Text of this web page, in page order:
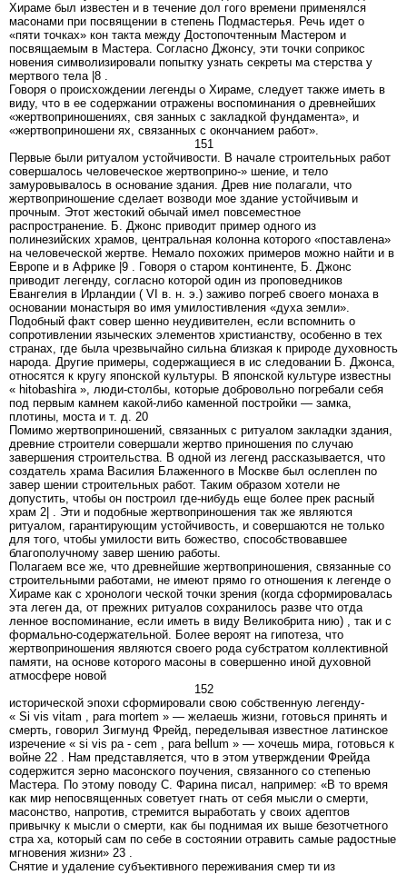
Хираме был известен и в течение дол гого времени применялся
масонами при посвящении в степень Подмастерья. Речь идет о
«пяти точках» кон такта между Достопочтенным Мастером и
посвящаемым в Мастера. Согласно Джонсу, эти точки соприкос
новения символизировали попытку узнать секреты ма стерства у
мертвого тела |8 .
Говоря о происхождении легенды о Хираме, следует также иметь в
виду, что в ее содержании отражены воспоминания о древнейших
«жертвоприношениях, свя занных с закладкой фундамента», и
«жертвоприношени ях, связанных с окончанием работ».
151
Первые были ритуалом устойчивости. В начале строительных работ
совершалось человеческое жертвоприно-» шение, и тело
замуровывалось в основание здания. Древ ние полагали, что
жертвоприношение сделает возводи мое здание устойчивым и
прочным. Этот жестокий обычай имел повсеместное
распространение. Б. Джонс приводит пример одного из
полинезийских храмов, центральная колонна которого «поставлена»
на человеческой жертве. Немало похожих примеров можно найти и в
Европе и в Африке |9 . Говоря о старом континенте, Б. Джонс
приводит легенду, согласно которой один из проповедников
Евангелия в Ирландии ( VI в. н. э.) заживо погреб своего монаха в
основании монастыря во имя умилостивления «духа земли».
Подобный факт совер шенно неудивителен, если вспомнить о
сопротивлении языческих элементов христианству, особенно в тех
странах, где была чрезвычайно сильна близкая к природе духовность
народа. Другие примеры, содержащиеся в ис следовании Б. Джонса,
относятся к кругу японской культуры. В японской культуре известны
« hitobashira », люди-столбы, которые добровольно погребали себя
под первым камнем какой-либо каменной постройки — замка,
плотины, моста и т. д. 20
Помимо жертвоприношений, связанных с ритуалом закладки здания,
древние строители совершали жертво приношения по случаю
завершения строительства. В одной из легенд рассказывается, что
создатель храма Василия Блаженного в Москве был ослеплен по
завер шении строительных работ. Таким образом хотели не
допустить, чтобы он построил где-нибудь еще более прек расный
храм 2| . Эти и подобные жертвоприношения так же являются
ритуалом, гарантирующим устойчивость, и совершаются не только
для того, чтобы умилости вить божество, способствовавшее
благополучному завер шению работы.
Полагаем все же, что древнейшие жертвоприношения, связанные со
строительными работами, не имеют прямо го отношения к легенде о
Хираме как с хронологи ческой точки зрения (когда сформировалась
эта леген да, от прежних ритуалов сохранилось разве что отда
ленное воспоминание, если иметь в виду Великобрита нию) , так и с
формально-содержательной. Более вероят на гипотеза, что
жертвоприношения являются своего рода субстратом коллективной
памяти, на основе которого масоны в совершенно иной духовной
атмосфере новой
152
исторической эпохи сформировали свою собственную легенду-
« Si vis vitam , para mortem » — желаешь жизни, готовься принять и
смерть, говорил Зигмунд Фрейд, переделывая известное латинское
изречение « si vis pa - cem , para bellum » — хочешь мира, готовься к
войне 22 . Нам представляется, что в этом утверждении Фрейда
содержится зерно масонского поучения, связанного со степенью
Мастера. По этому поводу С. Фарина писал, например: «В то время
как мир непосвященных советует гнать от себя мысли о смерти,
масонство, напротив, стремится выработать у своих адептов
привычку к мысли о смерти, как бы поднимая их выше безотчетного
стра ха, который сам по себе в состоянии отравить самые радостные
мгновения жизни» 23 .
Снятие и удаление субъективного переживания смер ти из